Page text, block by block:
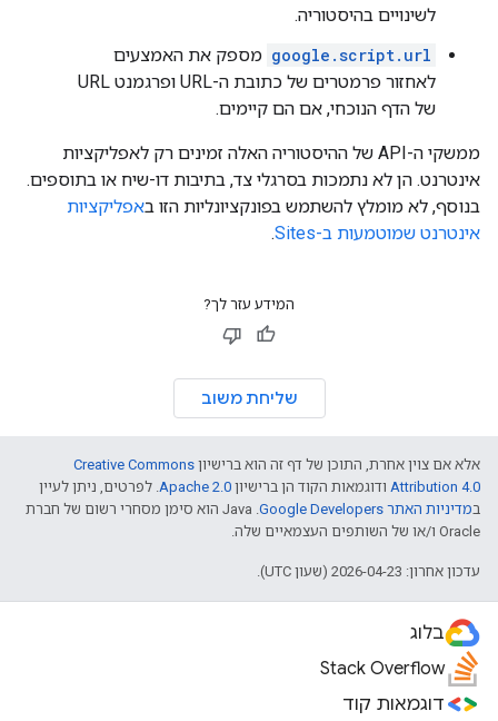
לשינויים בהיסטוריה.
google.script.url מספק את האמצעים
לאחזור פרמטרים של כתובת ה-URL ופרגמנט URL
של הדף הנוכחי, אם הם קיימים.
ממשקי ה-API של ההיסטוריה האלה זמינים רק לאפליקציות
אינטרנט. הן לא נתמכות בסרגלי צד, בתיבות דו-שיח או בתוספים.
בנוסף, לא מומלץ להשתמש בפונקציונליות הזו באפליקציות
אינטרנט שמוטמעות ב-Sites
.
המידע עזר לך?
שליחת משוב
אלא אם צוין אחרת, התוכן של דף זה הוא ברישיון Creative Commons
Attribution 4.0 ודוגמאות הקוד הן ברישיון Apache 2.0. לפרטים, ניתן לעיין
במדיניות האתר Google Developers‏
.‏ Java הוא סימן מסחרי רשום של חברת
Oracle ו/או של השותפים העצמאיים שלה.
עדכון אחרון: 2026-04-23 (שעון UTC).
בלוג
Stack Overflow
דוגמאות קוד